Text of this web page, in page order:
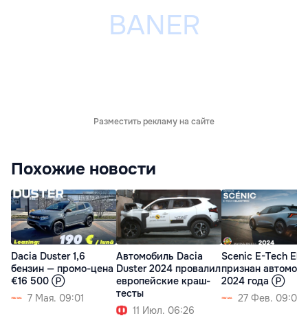
Разместить рекламу на сайте
Похожие новости
Dacia Duster 1,6
бензин — промо-цена
€16 500 Ⓟ
7 Мая. 09:01
Автомобиль Dacia
Duster 2024 провалил
европейские краш-
тесты
11 Июл. 06:26
Scenic E-Tech
признан
2024 года Ⓟ
27 Фев. 09:01